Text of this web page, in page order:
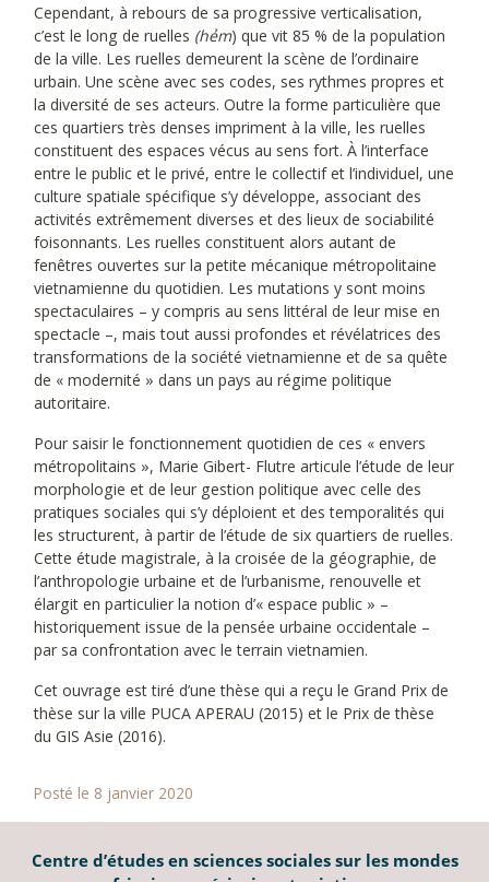
Cependant, à rebours de sa progressive verticalisation,
c’est le long de ruelles (hẻm) que vit 85 % de la population
de la ville. Les ruelles demeurent la scène de l’ordinaire
urbain. Une scène avec ses codes, ses rythmes propres et
la diversité de ses acteurs. Outre la forme particulière que
ces quartiers très denses impriment à la ville, les ruelles
constituent des espaces vécus au sens fort. À l’interface
entre le public et le privé, entre le collectif et l’individuel, une
culture spatiale spécifique s’y développe, associant des
activités extrêmement diverses et des lieux de sociabilité
foisonnants. Les ruelles constituent alors autant de
fenêtres ouvertes sur la petite mécanique métropolitaine
vietnamienne du quotidien. Les mutations y sont moins
spectaculaires – y compris au sens littéral de leur mise en
spectacle –, mais tout aussi profondes et révélatrices des
transformations de la société vietnamienne et de sa quête
de « modernité » dans un pays au régime politique
autoritaire.
Pour saisir le fonctionnement quotidien de ces « envers
métropolitains », Marie Gibert- Flutre articule l’étude de leur
morphologie et de leur gestion politique avec celle des
pratiques sociales qui s’y déploient et des temporalités qui
les structurent, à partir de l’étude de six quartiers de ruelles.
Cette étude magistrale, à la croisée de la géographie, de
l’anthropologie urbaine et de l’urbanisme, renouvelle et
élargit en particulier la notion d’« espace public » –
historiquement issue de la pensée urbaine occidentale –
par sa confrontation avec le terrain vietnamien.
Cet ouvrage est tiré d’une thèse qui a reçu le Grand Prix de
thèse sur la ville PUCA APERAU (2015) et le Prix de thèse
du GIS Asie (2016).
Posté le 8 janvier 2020
Centre d’études en sciences sociales sur les mondes